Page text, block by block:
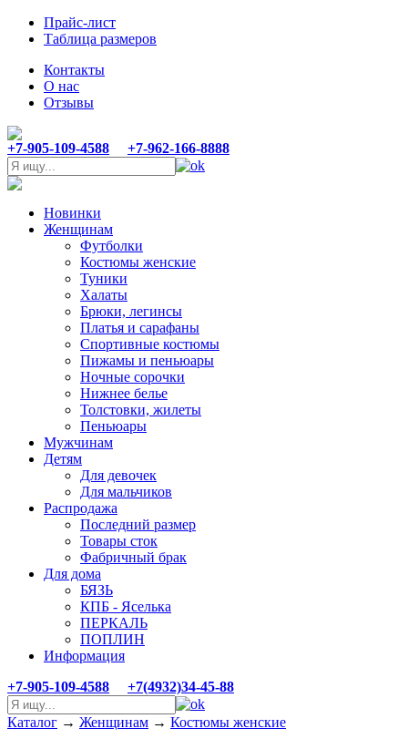
Прайс-лист
Таблица размеров
Контакты
О нас
Отзывы
+7-905-109-4588 +7-962-166-8888
Новинки
Женщинам
Футболки
Костюмы женские
Туники
Халаты
Брюки, легинсы
Платья и сарафаны
Спортивные костюмы
Пижамы и пеньюары
Ночные сорочки
Нижнее белье
Толстовки, жилеты
Пеньюары
Мужчинам
Детям
Для девочек
Для мальчиков
Распродажа
Последний размер
Товары сток
Фабричный брак
Для дома
БЯЗЬ
КПБ - Яселька
ПЕРКАЛЬ
ПОПЛИН
Информация
+7-905-109-4588
+7(4932)34-45-88
Каталог → Женщинам → Костюмы женские